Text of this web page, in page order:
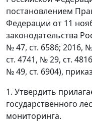
постановлением
Федерации от 11
законодательства
№ 47, ст. 6586; 2016,
ст. 4741, № 29, ст.
№ 49, ст. 6904),
1. Утвердить
государственного
мониторинга.